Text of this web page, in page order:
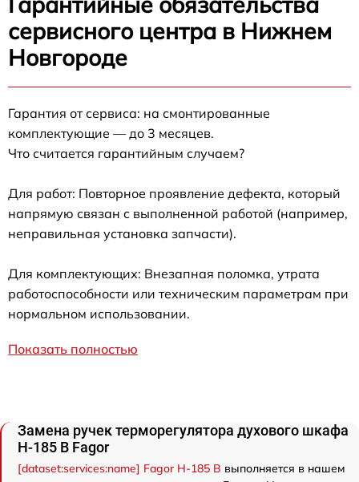
сервисного центра в Нижнем
Новгороде
Гарантия от сервиса: на смонтированные
комплектующие — до 3 месяцев.
Что считается гарантийным случаем?
Для работ: Повторное проявление дефекта, который
напрямую связан с выполненной работой (например,
неправильная установка запчасти).
Для комплектующих: Внезапная поломка, утрата
работоспособности или техническим параметрам при
нормальном использовании.
Показать полностью
Замена ручек терморегулятора духового шкафа
H-185 B Fagor
[dataset:services:name] Fagor H-185 B выполняется в нашем